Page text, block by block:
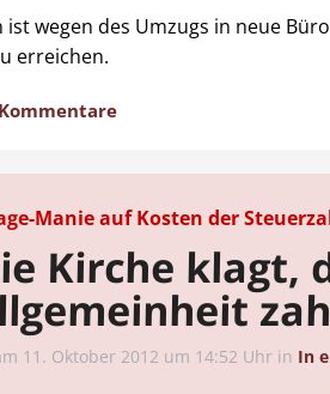
ist wegen des Umzugs in neue
erreichen.
Manie auf Kosten der
Kirche klagt,
11. Oktober 2012 um 14:52 Uhr in In